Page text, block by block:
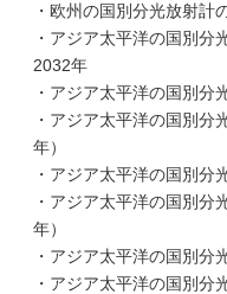
・欧州の国別分光放射計
・アジア太平洋の国別分
2032年
・アジア太平洋の国別分
・アジア太平洋の国別
年）
・アジア太平洋の国別分
・アジア太平洋の国別
年）
・アジア太平洋の国別分
・アジア太平洋の国別分